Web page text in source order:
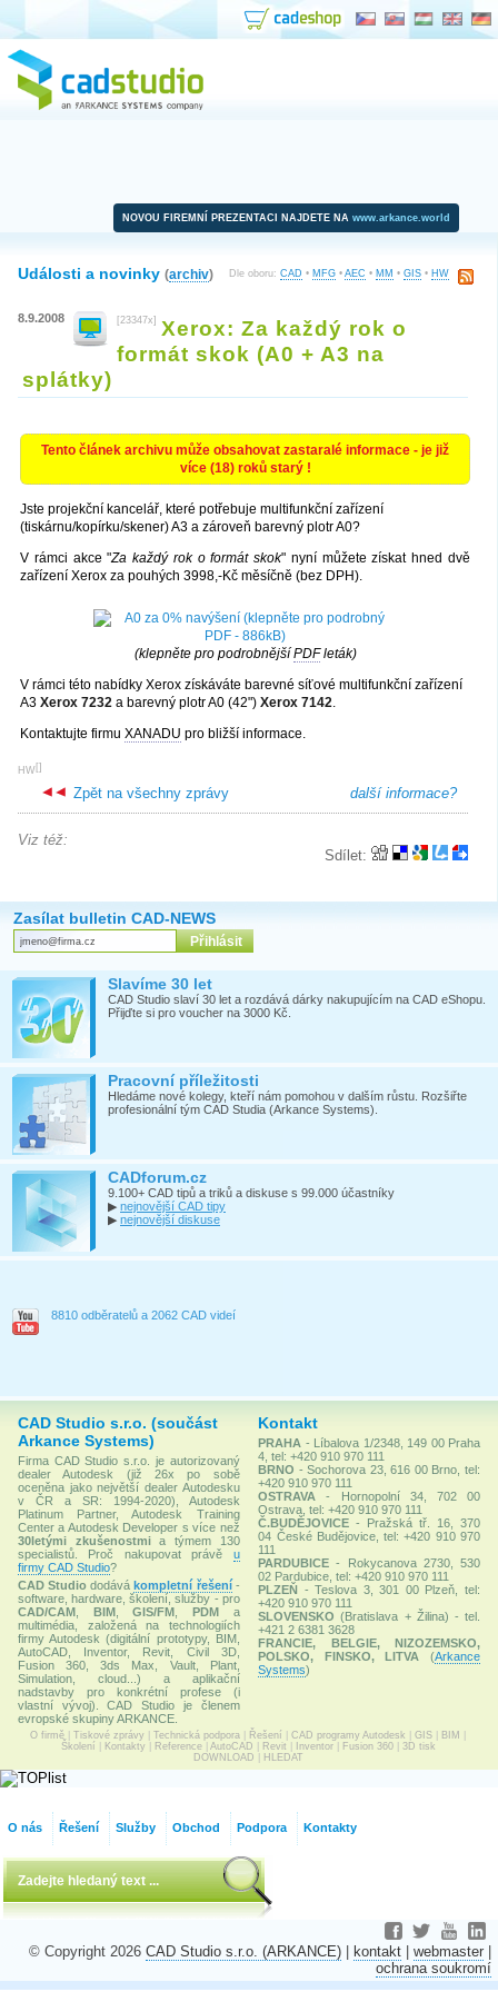
NOVOU FIREMNÍ PREZENTACI NAJDETE NA www.arkance.world
Dle oboru: CAD • MFG • AEC • MM • GIS • HW
Události a novinky (archiv)
8.9.2008 [23347x] Xerox: Za každý rok o
formát skok (A0 + A3 na
splátky)
Tento článek archivu může obsahovat zastaralé informace - je již
více (18) roků starý !
Jste projekční kancelář, které potřebuje multifunkční zařízení
(tiskárnu/kopírku/skener) A3 a zároveň barevný plotr A0?
V rámci akce "Za každý rok o formát skok" nyní můžete získat hned dvě
zařízení Xerox za pouhých 3998,-Kč měsíčně (bez DPH).
(klepněte pro podrobnější PDFleták)
V rámci této nabídky Xerox získáváte barevné síťové multifunkční zařízení
A3 Xerox 7232 a barevný plotr A0 (42") Xerox 7142.
Kontaktujte firmu XANADU pro bližší informace.
[
HW ]
další informace?
Zpět na všechny zprávy
Sdílet:
Viz též:
Zasílat bulletin CAD-NEWS
Slavíme 30 let
CAD Studio slaví 30 let a rozdává dárky nakupujícím na CAD eShopu.
Přijďte si pro voucher na 3000 Kč.
Pracovní příležitosti
Hledáme nové kolegy, kteří nám pomohou v dalším růstu. Rozšiřte
profesionální tým CAD Studia (Arkance Systems).
CADforum.cz
9.100+ CAD tipů a triků a diskuse s 99.000 účastníky
▶ nejnovější CAD tipy
▶ nejnovější diskuse
8810 odběratelů a 2062 CAD videí
CAD Studio s.r.o. (součást
Arkance Systems)
Firma CAD Studio s.r.o. je autorizovaný
dealer Autodesk (již 26x po sobě
oceněna jako největší dealer Autodesku
v ČR a SR: 1994-2020), Autodesk
Platinum Partner, Autodesk Training
Center a Autodesk Developer s více než
30letými zkušenostmia týmem 130
specialistů. Proč nakupovat právě u
firmy CAD Studio?
CAD Studio dodávákompletní řešení-
software, hardware, školení, služby - pro
CAD/CAM
BIM,GIS/FM ,PDM a
multimédia, založená na technologiích
firmy Autodesk (digitální prototypy, BIM,
AutoCAD, Inventor, Revit, Civil 3D,
Fusion 360, 3ds Max, Vault, Plant,
Simulation, cloud...) a aplikační
nadstavby pro konkrétní profese (i
vlastní vývoj). CAD Studio je členem
evropské skupiny ARKANCE.
Kontakt
PRAHA - Líbalova 1/2348, 149 00 Praha
4, tel: +420 910 970 111
BRNO - Sochorova 23, 616 00 Brno, tel:
+420 910 970 111
OSTRAVA
- Hornopolní 34, 702 00
Ostrava, tel: +420 910 970 111
Č.BUDĚJOVICE - Pražská tř. 16, 370
04 České Budějovice, tel: +420 910 970
111
PARDUBICE - Rokycanova 2730, 530
02 Pardubice, tel: +420 910 970 111
PLZEŇ - Teslova 3, 301 00 Plzeň, tel:
+420 910 970 111
SLOVENSKO (Bratislava + Žilina) - tel.
+421 2 6381 3628
FRANCIE, BELGIE, NIZOZEMSKO,
POLSKO, FINSKO, LITVA
(Arkance
Systems)
O firmě Tiskové zprávy Technická podpora Řešení CAD programy Autodesk GIS BIM
Školení
Kontakty Reference| AutoCAD Revit Inventor| Fusion 360| 3D tisk
DOWNLOAD
HLEDAT
O nás Řešení Služby Obchod Podpora Kontakty
© Copyright 2026 CAD Studio s.r.o. (ARKANCE) kontakt webmaster
ochrana soukromí